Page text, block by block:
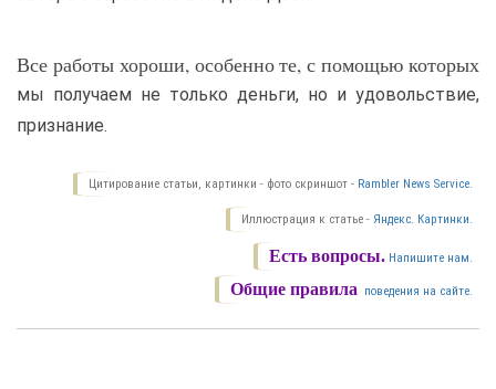
Все работы хороши, особенно те, с помощью которых
мы получаем не только деньги, но и удовольствие,
признание.
Цитирование статьи, картинки - фото скриншот - Rambler News Service.
Иллюстрация к статье - Яндекс. Картинки.
Есть вопросы. Напишите нам.
Общие правила поведения на сайте.